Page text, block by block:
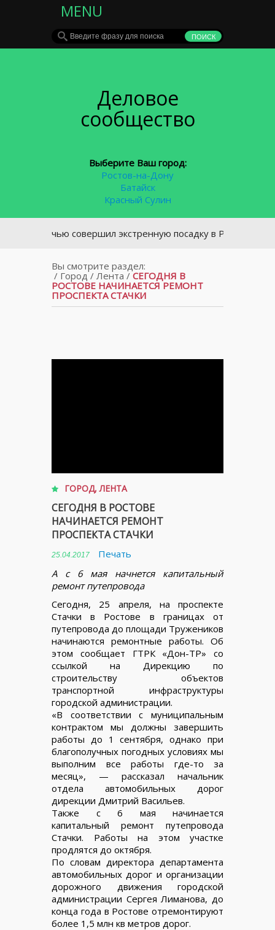
MENU
Деловое
сообщество
Выберите Ваш город:
Ростов-на-Дону
Батайск
Красный Сулин
совершил экстренную посадку в Ростове-на-Дону
Вы смотрите раздел:
/ Город/ Лента / СЕГОДНЯ В
РОСТОВЕ НАЧИНАЕТСЯ РЕМОНТ
ПРОСПЕКТА СТАЧКИ
ГОРОД,ЛЕНТА
СЕГОДНЯ В РОСТОВЕ
НАЧИНАЕТСЯ РЕМОНТ
ПРОСПЕКТА СТАЧКИ
25.04.2017
Печать
А с 6 мая начнется капитальный
ремонт путепровода
Сегодня, 25 апреля, на проспекте
Стачки в Ростове в границах от
путепровода до площади Тружеников
начинаются ремонтные работы. Об
этом сообщает ГТРК «Дон-ТР» со
ссылкой на Дирекцию по
строительству объектов
транспортной инфраструктуры
городской администрации.
«В соответствии с муниципальным
контрактом мы должны завершить
работы до 1 сентября, однако при
благополучных погодных условиях мы
выполним все работы где-то за
месяц», — рассказал начальник
отдела автомобильных дорог
дирекции Дмитрий Васильев.
Также с 6 мая начинается
капитальный ремонт путепровода
Стачки. Работы на этом участке
продлятся до октября.
По словам директора департамента
автомобильных дорог и организации
дорожного движения городской
администрации Сергея Лиманова, до
конца года в Ростове отремонтируют
более 1,5 млн кв метров дорог.